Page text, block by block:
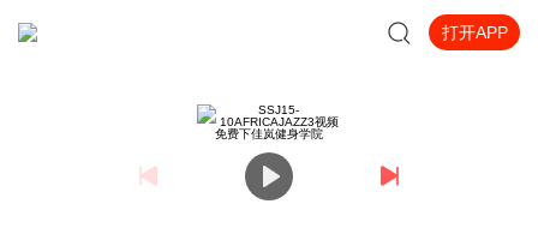
打开APP